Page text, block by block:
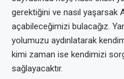
gerektiğini ve nasıl yaşarsak
açabileceğimizi bulacağız.
yolumuzu aydınlatarak
kimi zaman ise kendimizi
sağlayacaktır.